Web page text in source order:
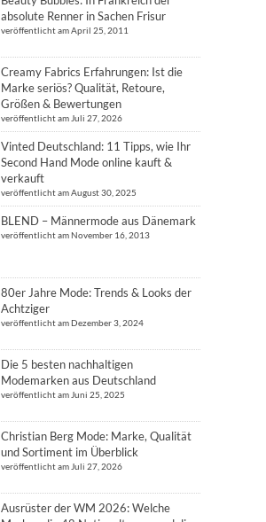
absolute Renner in Sachen Frisur
veröffentlicht am April 25, 2011
Creamy Fabrics Erfahrungen: Ist die
Marke seriös? Qualität, Retoure,
Größen & Bewertungen
veröffentlicht am Juli 27, 2026
Vinted Deutschland: 11 Tipps, wie Ihr
Second Hand Mode online kauft &
verkauft
veröffentlicht am August 30, 2025
BLEND – Männermode aus Dänemark
veröffentlicht am November 16, 2013
80er Jahre Mode: Trends & Looks der
Achtziger
veröffentlicht am Dezember 3, 2024
Die 5 besten nachhaltigen
Modemarken aus Deutschland
veröffentlicht am Juni 25, 2025
Christian Berg Mode: Marke, Qualität
und Sortiment im Überblick
veröffentlicht am Juli 27, 2026
Ausrüster der WM 2026: Welche